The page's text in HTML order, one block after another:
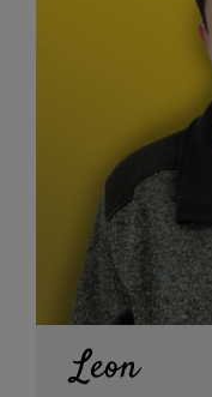
Leon